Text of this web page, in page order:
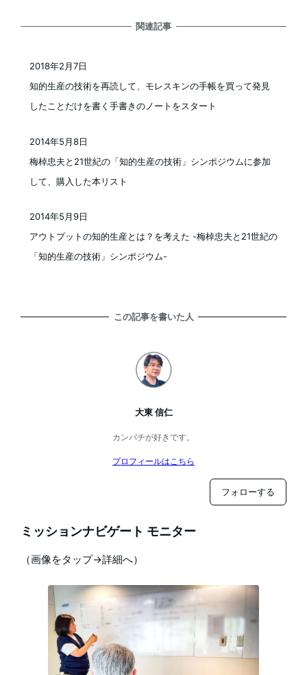
関連記事
知的生産の技術を再読して、モレスキンの手帳を買って発見
したことだけを書く手書きのノートをスタート
2018年2月7日
梅棹忠夫と21世紀の「知的生産の技術」シンポジウムに参加
して、購入した本リスト
2014年5月8日
アウトプットの知的生産とは？を考えた -梅棹忠夫と21世紀の
「知的生産の技術」シンポジウム-
2014年5月9日
この記事を書いた人
大東 信仁
カンパチが好きです。
プロフィールはこちら
フォローする
ミッションナビゲート モニター
（画像をタップ→詳細へ）